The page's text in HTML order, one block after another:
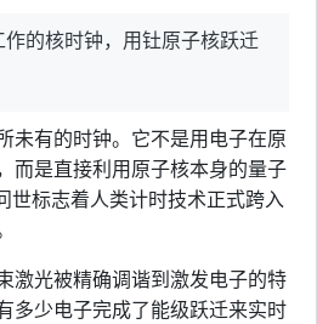
的核时钟，用钍原子核跃迁
未有的时钟。它不是用电子在原
而是直接利用原子核本身的量子
世标志着人类计时技术正式跨入
激光被精确调谐到激发电子的特
多少电子完成了能级跃迁来实时